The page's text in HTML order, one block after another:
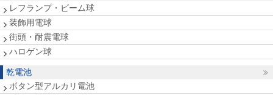
レフランプ・ビーム球
装飾用電球
街頭・耐震電球
ハロゲン球
乾電池
ボタン型アルカリ電池